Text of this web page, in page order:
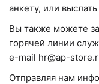
анкету, или
Вы также можете
горячей линии
e-mail hr@ap-
Отправляя нам